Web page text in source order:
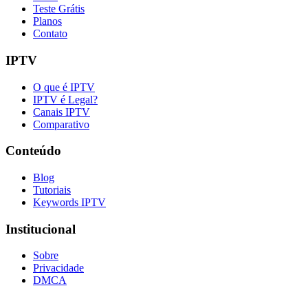
Teste Grátis
Planos
Contato
IPTV
O que é IPTV
IPTV é Legal?
Canais IPTV
Comparativo
Conteúdo
Blog
Tutoriais
Keywords IPTV
Institucional
Sobre
Privacidade
DMCA